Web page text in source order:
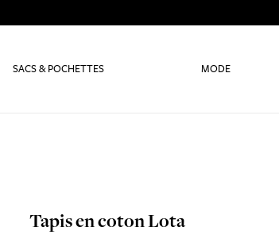
SACS & POCHETTES MODE
Tapis en coton Lota